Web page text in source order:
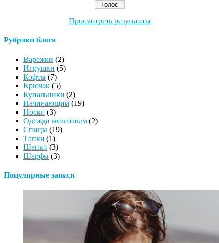
Просмотреть результаты
Рубрики блога
Варежки (2)
Игрушки (5)
Кофты (7)
Крючок (5)
Купальники (2)
Начинающим (19)
Носки (3)
Одежда животным (2)
Спицы (19)
Тапки (1)
Шапки (3)
Шарфы (3)
Популярные записи